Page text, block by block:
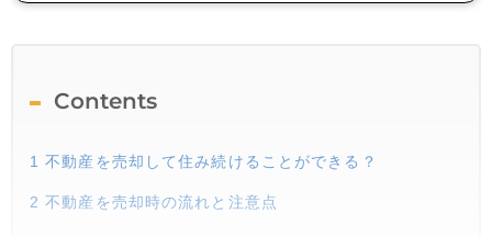
Contents
1 不動産を売却して住み続けることができる？
2 不動産を売却時の流れと注意点